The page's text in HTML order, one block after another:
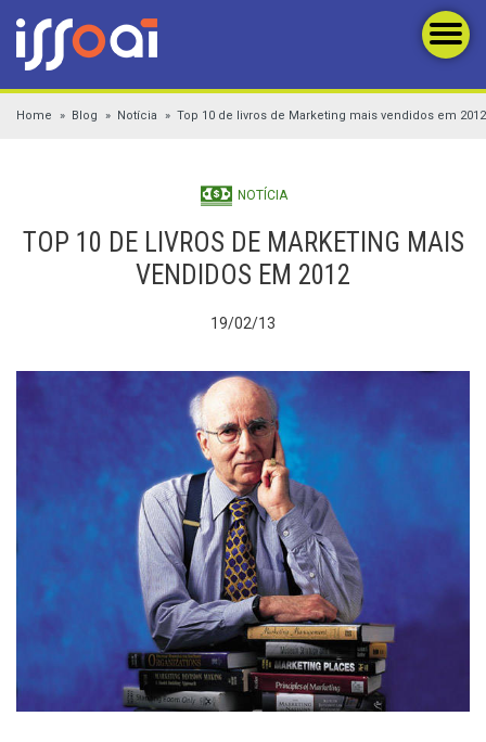
Home Blog Notícia Top 10 de livros de Marketing mais vendidos em 2012
NOTÍCIA
TOP 10 DE LIVROS DE MARKETING MAIS
VENDIDOS EM 2012
19/02/13